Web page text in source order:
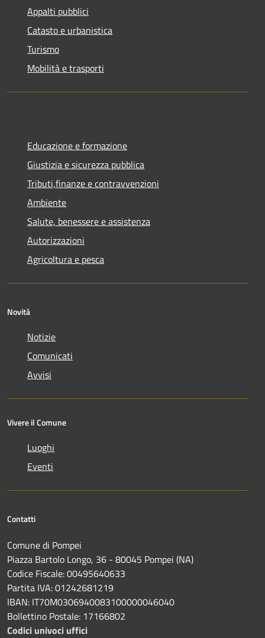
Appalti pubblici
Catasto e urbanistica
Turismo
Mobilità e trasporti
Educazione e formazione
Giustizia e sicurezza pubblica
Tributi,finanze e contravvenzioni
Ambiente
Salute, benessere e assistenza
Autorizzazioni
Agricoltura e pesca
Novità
Notizie
Comunicati
Avvisi
Vivere il Comune
Luoghi
Eventi
Contatti
Comune di Pompei
Piazza Bartolo Longo, 36 - 80045 Pompei (NA)
Codice Fiscale: 00495640633
Partita IVA: 01242681219
IBAN: IT70M0306940083100000046040
Bollettino Postale: 17166802
Codici univoci uffici